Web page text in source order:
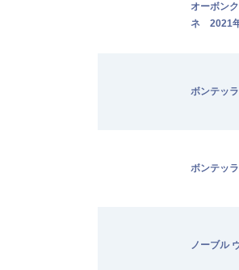
オーボン
ネ 2021
ボンテッ
ボンテッ
ノーブル